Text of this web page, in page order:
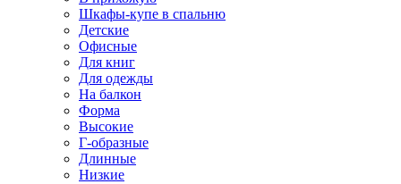
Шкафы-купе в спальню
Детские
Офисные
Для книг
Для одежды
На балкон
Форма
Высокие
Г-образные
Длинные
Низкие